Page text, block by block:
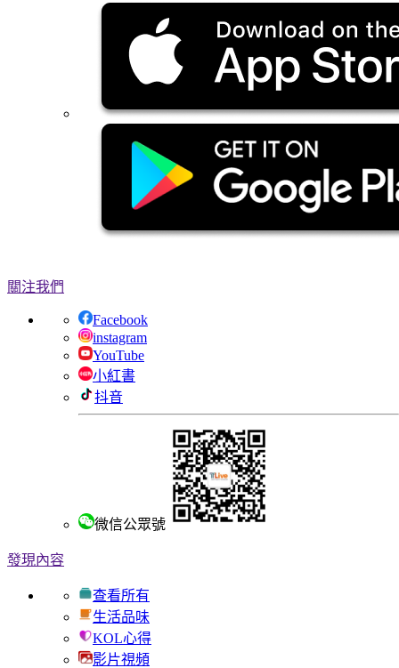
關注我們
Facebook
instagram
YouTube
小紅書
抖音
微信公眾號
發現內容
查看所有
生活品味
KOL心得
影片視頻